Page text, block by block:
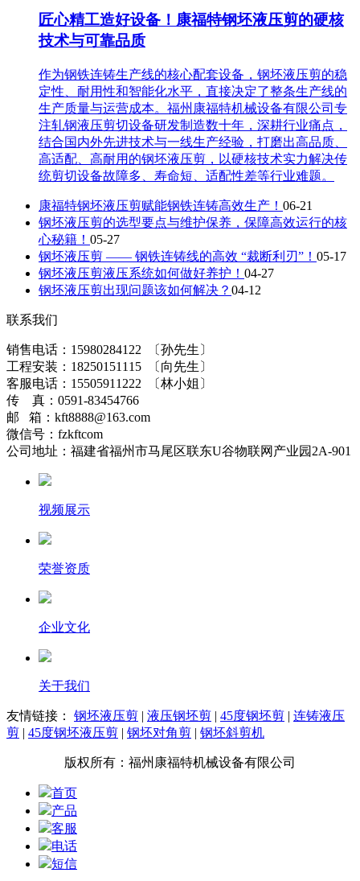
匠心精工造好设备！康福特钢坯液压剪的硬核
技术与可靠品质
作为钢铁连铸生产线的核心配套设备，钢坯液压剪的稳
定性、耐用性和智能化水平，直接决定了整条生产线的
生产质量与运营成本。福州康福特机械设备有限公司专
注轧钢液压剪切设备研发制造数十年，深耕行业痛点，
结合国内外先进技术与一线生产经验，打磨出高品质、
高适配、高耐用的钢坯液压剪，以硬核技术实力解决传
统剪切设备故障多、寿命短、适配性差等行业难题。
康福特钢坯液压剪赋能钢铁连铸高效生产！ 06-21
钢坯液压剪的选型要点与维护保养，保障高效运行的核
心秘籍！ 05-27
钢坯液压剪 —— 钢铁连铸线的高效 “裁断利刃”！ 05-17
钢坯液压剪液压系统如何做好养护！ 04-27
钢坯液压剪出现问题该如何解决？ 04-12
联系我们
销售电话：15980284122 〔孙先生〕
工程安装：18250151115 〔向先生〕
客服电话：15505911222 〔林小姐〕
传 真：0591-83454766
邮 箱：kft8888@163.com
微信号：fzkftcom
公司地址：福建省福州市马尾区联东U谷物联网产业园2A-901
视频展示
荣誉资质
企业文化
关于我们
友情链接： 钢坯液压剪 | 液压钢坯剪 | 45度钢坯剪 | 连铸液压
剪 | 45度钢坯液压剪 | 钢坯对角剪 | 钢坯斜剪机
版权所有：福州康福特机械设备有限公司
首页
产品
客服
电话
短信